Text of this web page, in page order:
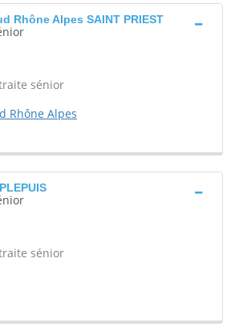
Rhône Alpes SAINT PRIEST
sénior
Rhône Alpes
sénior